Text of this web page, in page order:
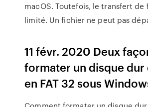
macOS. Toutefois, le transfert de
limité. Un fichier ne peut pas
11 févr. 2020 Deux
formater un disque dur
en FAT 32 sous